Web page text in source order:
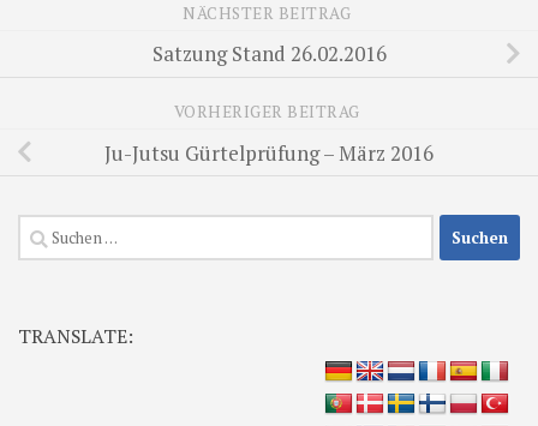
NÄCHSTER BEITRAG
Satzung Stand 26.02.2016
VORHERIGER BEITRAG
Ju-Jutsu Gürtelprüfung – März 2016
Suchen
nach:
TRANSLATE: